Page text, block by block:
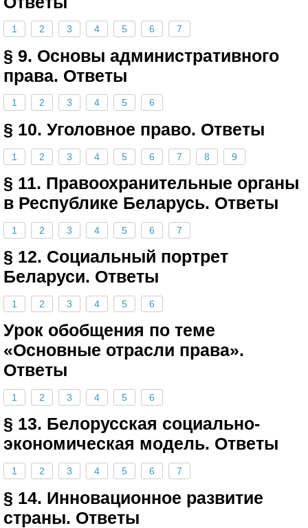
1 2 3 4 5 6 7
§ 9. Основы административного
права. Ответы
1 2 3 4 5 6
§ 10. Уголовное право. Ответы
1 2 3 4 5 6 7 8 9
§ 11. Правоохранительные органы
в Республике Беларусь. Ответы
1 2 3 4 5 6 7
§ 12. Социальный портрет
Беларуси. Ответы
1 2 3 4 5 6
Урок обобщения по теме
«Основные отрасли права».
Ответы
1 2 3 4 5 6
§ 13. Белорусская социально-
экономическая модель. Ответы
1 2 3 4 5 6 7
§ 14. Инновационное развитие
страны. Ответы